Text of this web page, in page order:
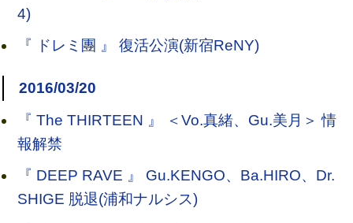
4)
『 ドレミ團 』 復活公演(新宿ReNY)
2016/03/20
『 The THIRTEEN 』 ＜Vo.真緒、Gu.美月＞ 情
報解禁
『 DEEP RAVE 』 Gu.KENGO、Ba.HIRO、Dr.
SHIGE 脱退(浦和ナルシス)